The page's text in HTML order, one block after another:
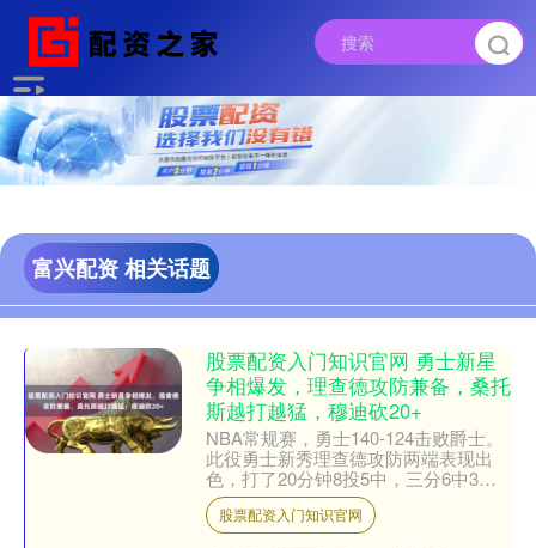
富兴配资 相关话题
股票配资入门知识官网 勇士新星
争相爆发，理查德攻防兼备，桑托
斯越打越猛，穆迪砍20+
NBA常规赛，勇士140-124击败爵士。
此役勇士新秀理查德攻防两端表现出
色，打了20分钟8投5中，三分6中3拿
到13分5篮板3助攻3抢断，正负值-3。
据统....
股票配资入门知识官网